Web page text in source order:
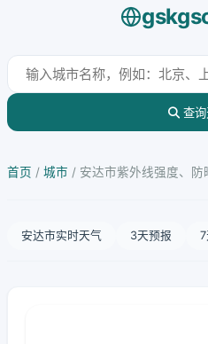
查询
首页 / 城市 / 安达市紫外线强度、防
安达市实时天气 3天预报